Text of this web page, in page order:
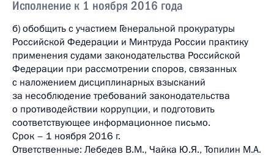
Исполнение к 1 ноября 2016 года
б) обобщить с участием Генеральной прокуратуры
Российской Федерации и Минтруда России практику
применения судами законодательства Российской
Федерации при рассмотрении споров, связанных
с наложением дисциплинарных взысканий
за несоблюдение требований законодательства
о противодействии коррупции, и подготовить
соответствующее информационное письмо.
Срок – 1 ноября 2016 г.
Ответственные: Лебедев В.М., Чайка Ю.Я., Топилин М.А.